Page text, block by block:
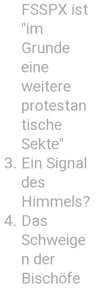
FSSPX ist
"im
Grunde
eine
weitere
protestan
tische
Sekte"
Ein Signal
des
Himmels?
Das
Schweige
n der
Bischöfe